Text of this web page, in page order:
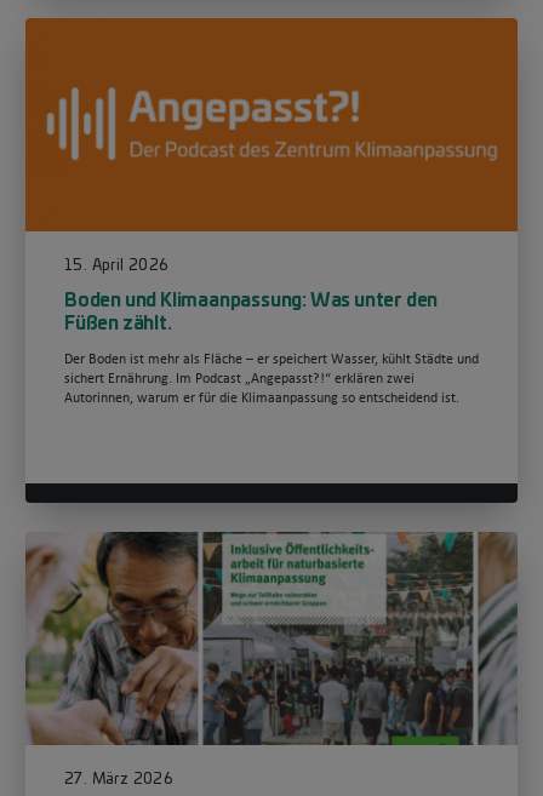
15. April 2026
Boden und Klimaanpassung: Was unter den
Füßen zählt.
Der Boden ist mehr als Fläche – er speichert Wasser, kühlt Städte und
sichert Ernährung. Im Podcast „Angepasst?!“ erklären zwei
Autorinnen, warum er für die Klimaanpassung so entscheidend ist.
27. März 2026